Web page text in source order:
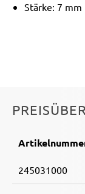
Stärke: 7 mm
245031000